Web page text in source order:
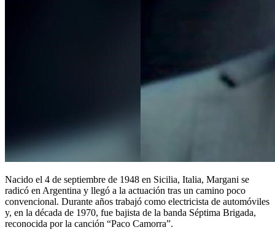
Nacido el 4 de septiembre de 1948 en Sicilia, Italia, Margani se
radicó en Argentina y llegó a la actuación tras un camino poco
convencional. Durante años trabajó como electricista de automóviles
y, en la década de 1970, fue bajista de la banda Séptima Brigada,
reconocida por la canción “Paco Camorra”.